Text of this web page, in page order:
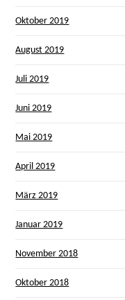
Oktober 2019
August 2019
Juli 2019
Juni 2019
Mai 2019
April 2019
März 2019
Januar 2019
November 2018
Oktober 2018